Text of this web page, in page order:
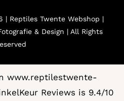
| Reptiles Twente Webshop |
& Design | All Rights
www.reptilestwente-
Reviews is 9.4/10